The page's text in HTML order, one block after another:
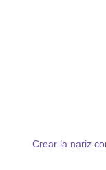
Crear la nariz